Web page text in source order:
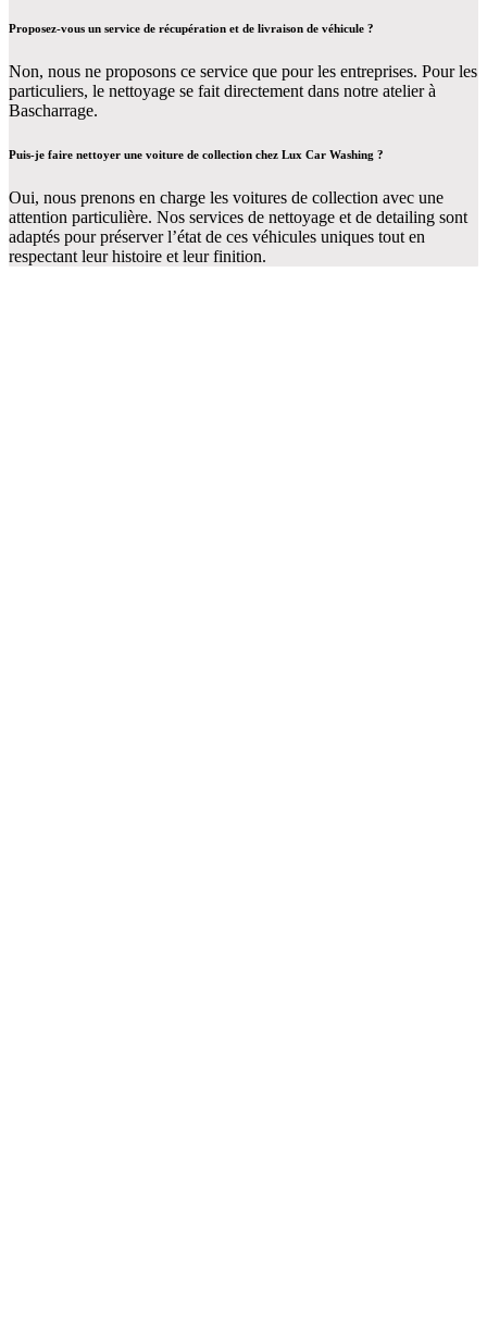
Proposez-vous un service de récupération et de livraison de véhicule ?
Non, nous ne proposons ce service que pour les entreprises. Pour les
particuliers, le nettoyage se fait directement dans notre atelier à
Bascharrage.
Puis-je faire nettoyer une voiture de collection chez Lux Car Washing ?
Oui, nous prenons en charge les voitures de collection avec une
attention particulière. Nos services de nettoyage et de detailing sont
adaptés pour préserver l’état de ces véhicules uniques tout en
respectant leur histoire et leur finition.